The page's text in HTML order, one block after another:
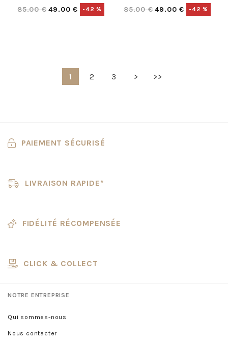
85.00 € 49.00 € -42 %
85.00 € 49.00 € -42 %
1 2 3 > >>
PAIEMENT SÉCURISÉ
LIVRAISON RAPIDE*
FIDÉLITÉ RÉCOMPENSÉE
CLICK & COLLECT
NOTRE ENTREPRISE
Qui sommes-nous
Nous contacter